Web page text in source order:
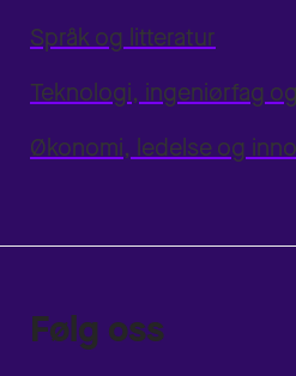
Språk og litteratur
Teknologi, ingeniørfag
Økonomi, ledelse og
Følg oss